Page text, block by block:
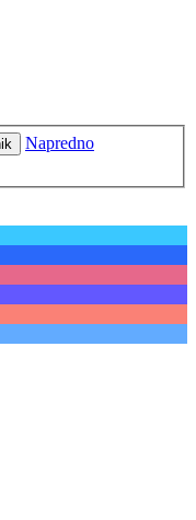
Napredno